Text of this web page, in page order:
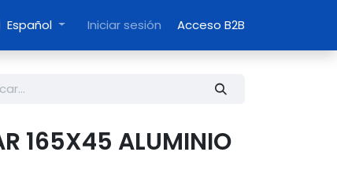
Español Iniciar sesión Acceso B2B
165X45 ALUMINIO